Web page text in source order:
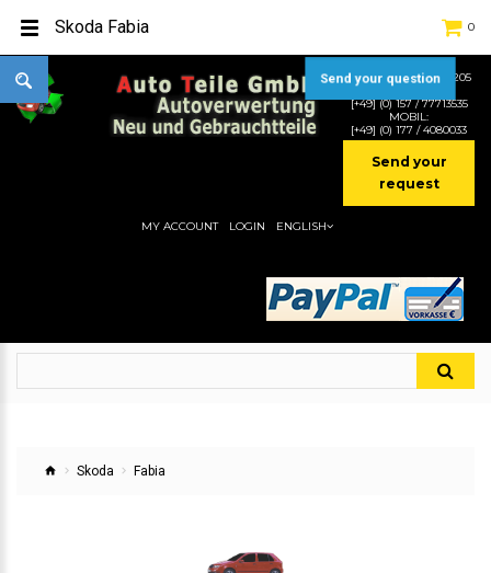
TEL:[+49] (0) 2232-5205
MOBIL:
[+49] (0) 157 / 77713535
MOBIL:
[+49] (0) 177 / 4080033
Send your
request
0
MY ACCOUNT LOGIN ENGLISH
Skoda Fabia
Skoda Fabia
Send your question